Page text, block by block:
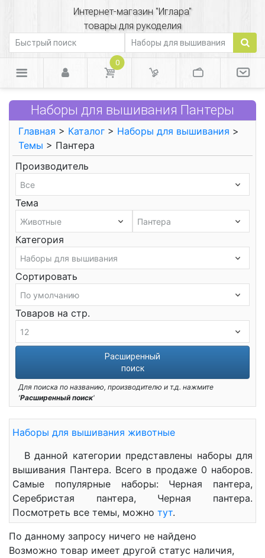
Интернет-магазин "Иглара"
товары для рукоделия
0
Наборы для вышивания Пантеры
Главная > Каталог > Наборы для вышивания >
Темы > Пантера
Производитель
Тема
Категория
Сортировать
Товаров на стр.
Расширенный
поиск
Для поиска по названию, производителю и т.д. нажмите
'Расширенный поиск'
Наборы для вышивания животные
В данной категории представлены наборы для
вышивания Пантера. Всего в продаже 0 наборов.
Самые популярные наборы: Черная пантера,
Серебристая пантера, Черная пантера.
Посмотреть все темы, можно тут.
По данному запросу ничего не найдено
Возможно товар имеет другой статус наличия,